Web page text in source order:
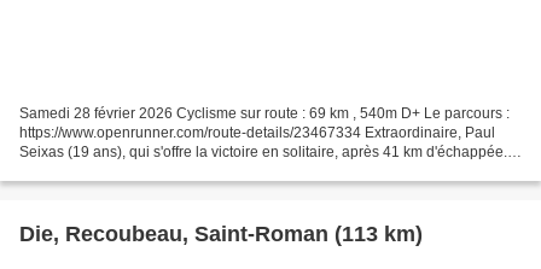
Samedi 28 février 2026 Cyclisme sur route : 69 km , 540m D+ Le parcours :
https://www.openrunner.com/route-details/23467334 Extraordinaire, Paul
Seixas (19 ans), qui s'offre la victoire en solitaire, après 41 km d'échappée.
Die, Recoubeau, Saint-Roman (113 km)